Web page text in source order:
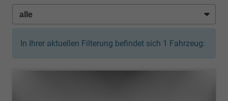
In Ihrer aktuellen Filterung befindet sich 1 Fahrzeug: